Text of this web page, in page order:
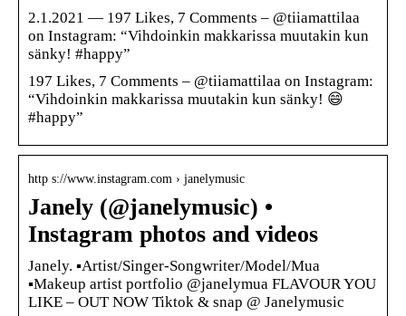
2.1.2021 — 197 Likes, 7 Comments – @tiiamattilaa
on Instagram: “Vihdoinkin makkarissa muutakin kun
sänky! #happy”
197 Likes, 7 Comments – @tiiamattilaa on Instagram:
“Vihdoinkin makkarissa muutakin kun sänky! 😄
#happy”
http s://www.instagram.com › janelymusic
Janely (@janelymusic) •
Instagram photos and videos
Janely. ▪️Artist/Singer-Songwriter/Model/Mua
▪️Makeup artist portfolio @janelymua FLAVOUR YOU
LIKE – OUT NOW Tiktok & snap @ Janelymusic